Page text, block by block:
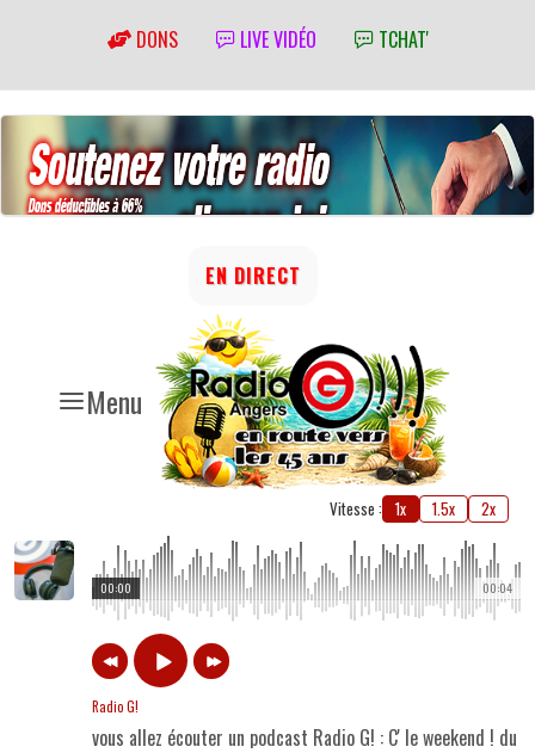
DONS LIVE VIDÉO TCHAT'
Menu
EN DIRECT
Vitesse : 1x 1.5x 2x
00:04
00:00
Radio G!
vous allez écouter un podcast Radio G! : C' le weekend ! du